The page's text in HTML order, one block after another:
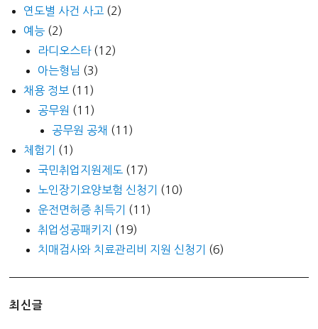
연도별 사건 사고 (2)
예능 (2)
라디오스타(12)
아는형님 (3)
채용 정보 (11)
공무원 (11)
공무원 공채 (11)
체험기
(1)
국민취업지원제도 (17)
노인장기요양보험 신청기
(10)
운전면허증 취득기
(11)
취업성공패키지
(19)
치매검사와 치료관리비 지원 신청기
(6)
최신글